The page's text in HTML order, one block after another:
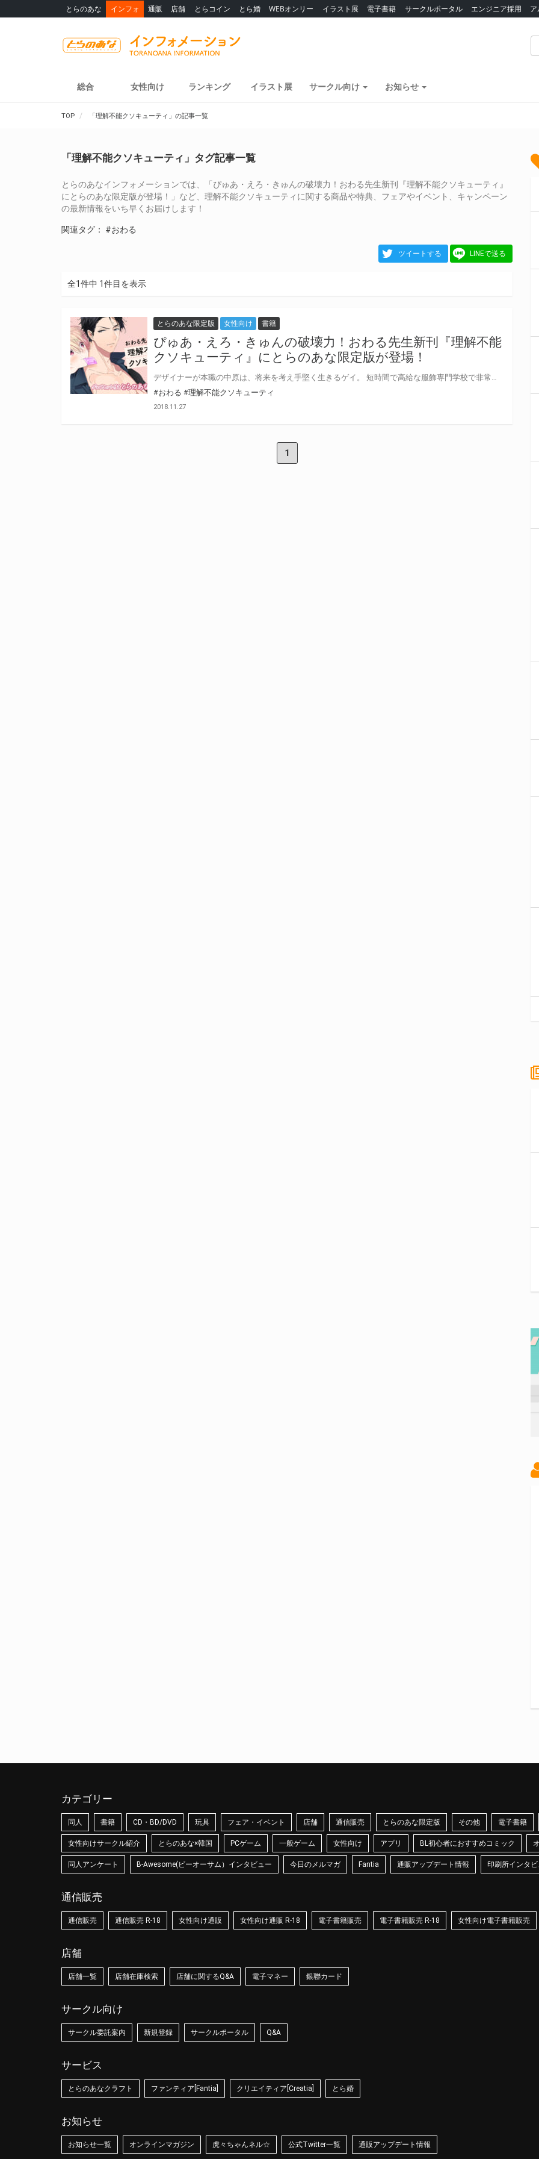
とらのあな インフォ 通販 店舗 とらコイン とら婚 WEBオンリー イラスト展 電子書籍 サークルポータル エンジニア採用
総合 女性向け ランキング イラスト展 サークル向け お知らせ
TOP 「理解不能クソキューティ」の記事一覧
「理解不能クソキューティ」タグ記事一覧
とらのあなインフォメーションでは、「ぴゅあ・えろ・きゅんの破壊力！おわる先生新刊『理解不能クソキューティ』
にとらのあな限定版が登場！」など、理解不能クソキューティに関する商品や特典、フェアやイベント、キャンペーン
の最新情報をいち早くお届けします！
関連タグ： #おわる
ツイートする LINEで送る
全1件中 1件目を表示
とらのあな限定版 女性向け 書籍
ぴゅあ・えろ・きゅんの破壊力！おわる先生新刊『理解不能
クソキューティ』にとらのあな限定版が登場！
#おわる #理解不能クソキューティ
2018.11.27
1
カテゴリー
同人 書籍 CD・BD/DVD 玩具 フェア・イベント 店舗 通信販売 とらのあな限定版 その他 電子書籍
女性向けサークル紹介 とらのあな×韓国 PCゲーム 一般ゲーム 女性向け アプリ BL初心者におすすめコミック
同人アンケート B-Awesome(ビーオーサム）インタビュー 今日のメルマガ Fantia 通販アップデート情報 印刷所インタ
通信販売
通信販売 通信販売 R-18 女性向け通販 女性向け通販 R-18 電子書籍販売 電子書籍販売 R-18 女性向け電子書籍販売
店舗
店舗一覧 店舗在庫検索 店舗に関するQ&A 電子マネー 銀聯カード
サークル向け
サークル委託案内 新規登録 サークルポータル Q&A
サービス
とらのあなクラフト ファンティア[Fantia] クリエイティア[Creatia] とら婚
お知らせ
お知らせ一覧 オンラインマガジン 虎々ちゃんネル☆ 公式Twitter一覧 通販アップデート情報